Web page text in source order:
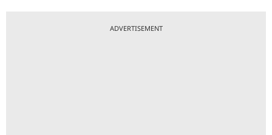
ADVERTISEMENT